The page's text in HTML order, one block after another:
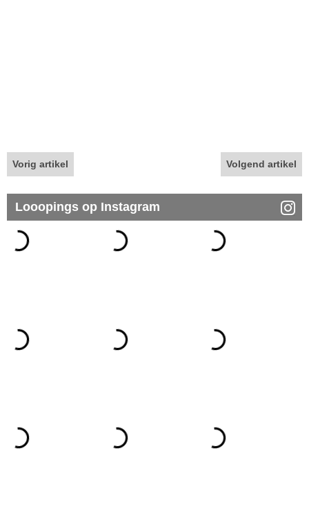
Vorig artikel Volgend artikel
Looopings op Instagram